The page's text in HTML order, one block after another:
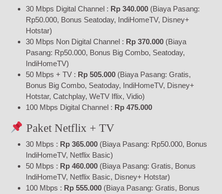
30 Mbps Digital Channel : Rp 340.000 (Biaya Pasang:
Rp50.000, Bonus Seatoday, IndiHomeTV, Disney+
Hotstar)
30 Mbps Non Digital Channel : Rp 370.000 (Biaya
Pasang: Rp50.000, Bonus Big Combo, Seatoday,
IndiHomeTV)
50 Mbps + TV : Rp 505.000 (Biaya Pasang: Gratis,
Bonus Big Combo, Seatoday, IndiHomeTV, Disney+
Hotstar, Catchplay, WeTV Iflix, Vidio)
100 Mbps Digital Channel : Rp 475.000
Paket Netflix + TV
30 Mbps : Rp 365.000 (Biaya Pasang: Rp50.000, Bonus
IndiHomeTV, Netflix Basic)
50 Mbps : Rp 460.000 (Biaya Pasang: Gratis, Bonus
IndiHomeTV, Netflix Basic, Disney+ Hotstar)
100 Mbps : Rp 555.000 (Biaya Pasang: Gratis, Bonus